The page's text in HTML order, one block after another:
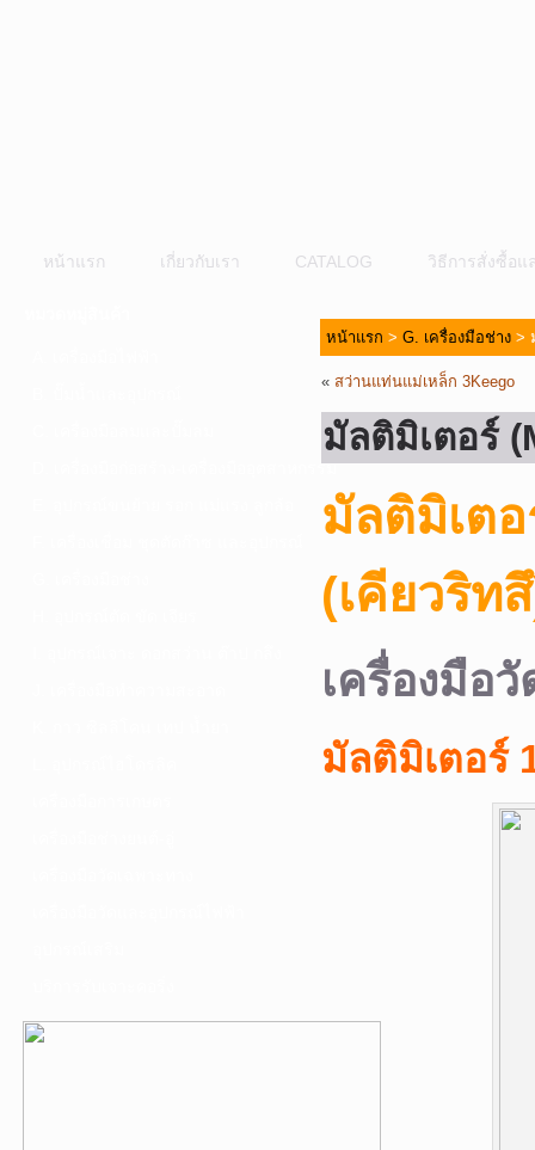
หน้าแรก เกี่ยวกับเรา CATALOG วิธีการสั่งซื้อแ
D. เครื่องมือก่อสร้าง-เครื่องมืออุตสาหกรรม
หน้าแรก > G. เครื่องมือช่าง >
« สว่านแท่นแม่เหล็ก 3Keego
มัลติมิเตอร์
มัลติมิเต
(เคียวริท
เครื่องมือ
มัลติมิเตอร์